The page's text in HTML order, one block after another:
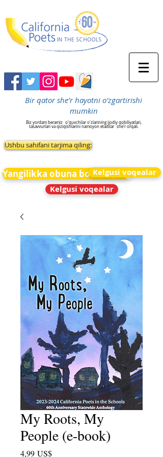
Bir qator she’r hayotni o‘zgartirishi
mumkin
Biz yordam beramiz o'quvchilar o'zlarining ijodiy qobiliyatlari,
tasavvurlari va qiziqishlarini namoyon etadilar she'r orqali.
Ushbu sahifani tarjima qiling:
Yangilikka obuna bo&#39;ling
Kelgusi voqealar
Kelgusi voqealar
My Roots, My
People (e-book)
4,99 US$Price